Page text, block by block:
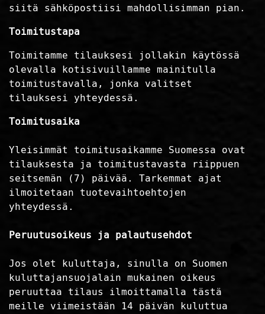
siitä sähköpostiisi mahdollisimman pian.
Toimitustapa
Toimitamme tilauksesi jollakin käytössä
olevalla kotisivuillamme mainitulla
toimitustavalla, jonka valitset
tilauksesi yhteydessä.
Toimitusaika
Yleisimmät toimitusaikamme Suomessa ovat
tilauksesta ja toimitustavasta riippuen
seitsemän (7) päivää. Tarkemmat ajat
ilmoitetaan tuotevaihtoehtojen
yhteydessä.
Peruutusoikeus ja palautusehdot
Jos olet kuluttaja, sinulla on Suomen
kuluttajansuojalain mukainen oikeus
peruuttaa tilaus ilmoittamalla tästä
meille viimeistään 14 päivän kuluttua